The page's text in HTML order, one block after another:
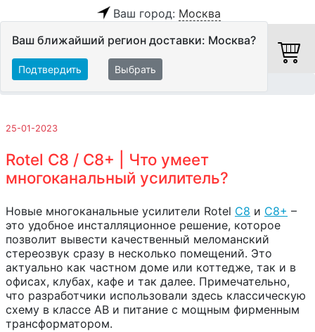
Ваш город: Москва
Ваш ближайший регион доставки: Москва?
Подтвердить Выбрать
25-01-2023
Rotel C8 / C8+ | Что умеет
многоканальный усилитель?
Новые многоканальные усилители Rotel C8 и С8+ –
это удобное инсталляционное решение, которое
позволит вывести качественный меломанский
стереозвук сразу в несколько помещений. Это
актуально как частном доме или коттедже, так и в
офисах, клубах, кафе и так далее. Примечательно,
что разработчики использовали здесь классическую
схему в классе АВ и питание с мощным фирменным
трансформатором.